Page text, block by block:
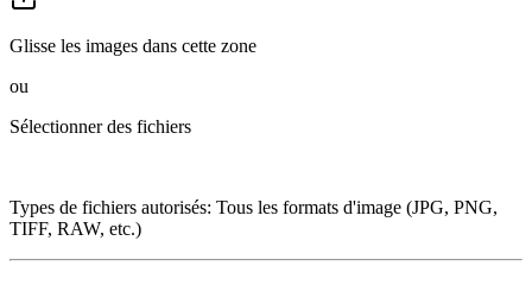
Glisse les images dans cette zone
ou
Sélectionner des fichiers
Types de fichiers autorisés: Tous les formats d'image (JPG, PNG,
TIFF, RAW, etc.)